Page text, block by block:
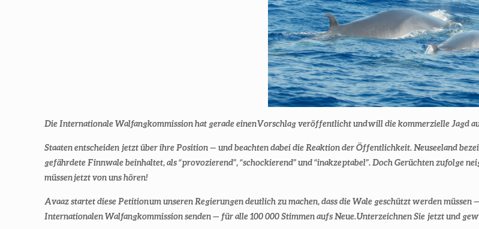
Die Internationale Walfangkommission hat gerade einenVorschlagveröffentlicht undwill die kommerzielle Jagd
Staaten entscheiden jetzt über ihre Position — und beachten dabei die Reaktion der Öffentlichkeit. Neuseeland
gefährdete Finnwalebeinhaltet, als “provozierend”, “schockierend” und “inakzeptabel”. Doch Gerüchten zufolge
müssenjetztvon uns hören!
Avaaz startet diese Petitionum unseren Regierungen deutlich zu machen, dass die Wale geschützt werden müssen
Internationalen Walfangkommission senden — für alle 100 000 Stimmen aufs Neue.Unterzeichnen Sie jetzt und